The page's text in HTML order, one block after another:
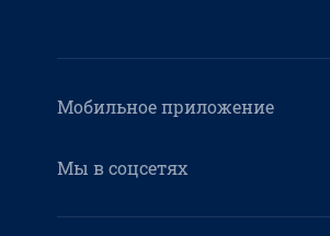
Мобильное приложение
Мы в соцсетях